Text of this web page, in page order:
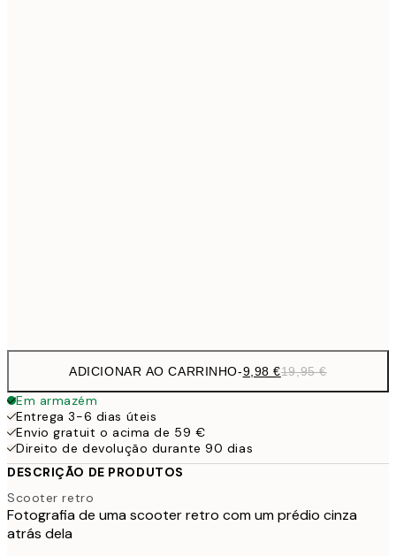
ADICIONAR AO CARRINHO-9,98 €19,95 €
Em armazém
Entrega 3-6 dias úteis
Envio gratuit o acima de 59 €
Direito de devolução durante 90 dias
DESCRIÇÃO DE PRODUTOS
Scooter retro
Fotografia de uma scooter retro com um prédio cinza
atrás dela